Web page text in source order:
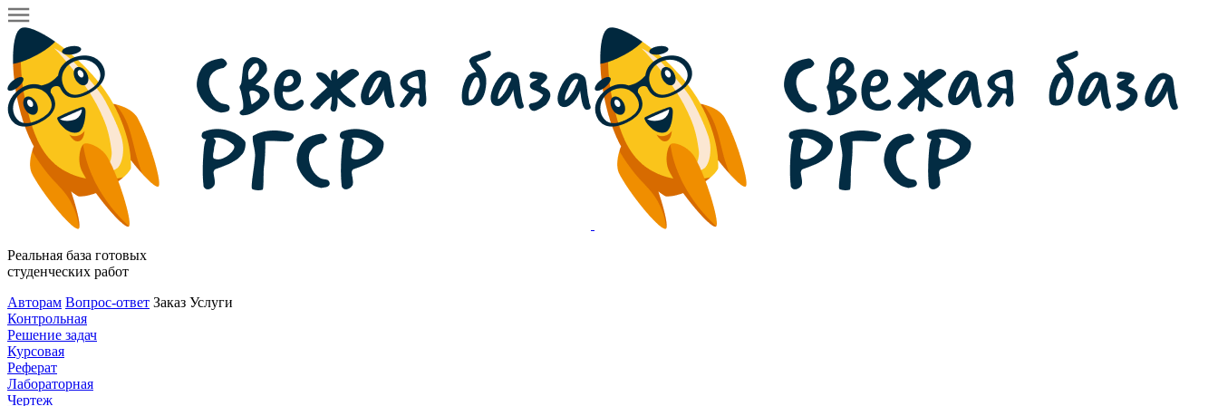
Реальная база готовых
студенческих работ
Авторам Вопрос-ответ Заказ Услуги
Контрольная
Решение задач
Курсовая
Реферат
Лабораторная
Чертеж